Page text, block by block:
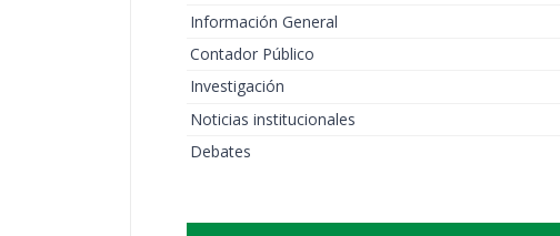
Información General
Contador Público
Investigación
Noticias institucionales
Debates